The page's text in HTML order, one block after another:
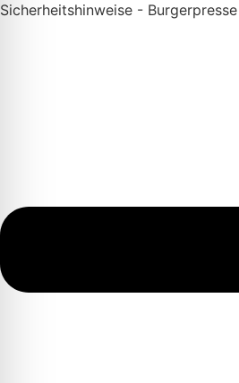
Sicherheitshinweise -